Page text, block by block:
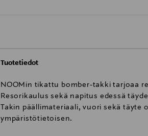
Tuotetiedot
NOOMin tikattu bomber-takki tarjoaa
Resorikaulus sekä napitus edessä
Takin päällimateriaali, vuori sekä täyte
ympäristötietoisen.